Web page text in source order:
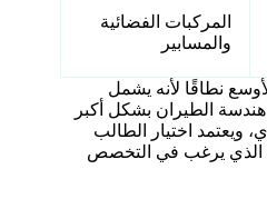
المركبات الفضائية
والمسابير
نطاقًا لأنه يشمل
هندسة الطيران بشكل أكبر
ويعتمد اختيار الطالب
الذي يرغب في التخصص